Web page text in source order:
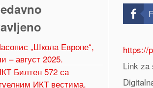
„Школа Европе“,
– август 2025.
Билтен 572 са
ИКТ вестима.
https://
Link za